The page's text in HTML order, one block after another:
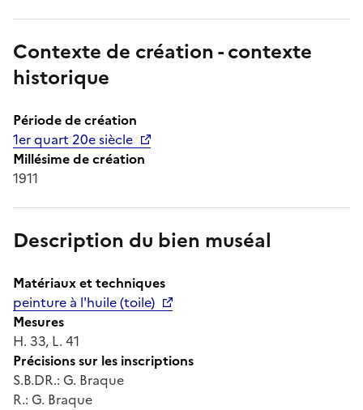
Contexte de création - contexte
historique
Période de création
1er quart 20e siècle
Millésime de création
1911
Description du bien muséal
Matériaux et techniques
peinture à l'huile (toile)
Mesures
H. 33, L. 41
Précisions sur les inscriptions
S.B.DR.: G. Braque
R.: G. Braque